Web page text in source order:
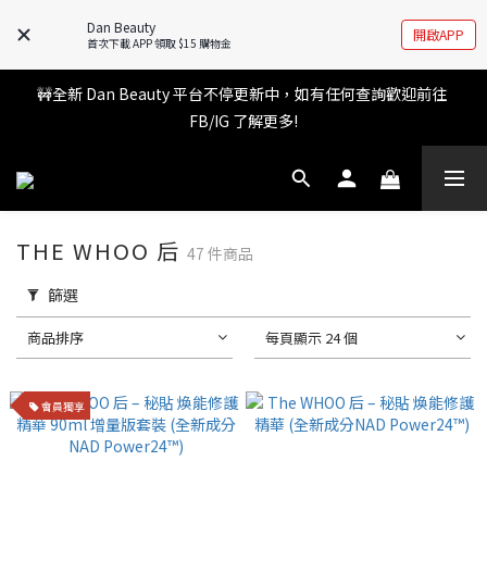
Dan Beauty
首次下載 APP 領取 $15 購物金 開啟APP
會員權益升級中✨ 新福利即將公布💝敬請期待2026!
會員權益升級中✨ 新福利即將公布💝敬請期待2026!
🚧全新 Dan Beauty 平台不停更新中，如有任何查詢歡迎前往
FB/IG 了解更多!
💬 Whatsapp 查詢熱線 - 直接搵我地真人客服啦👧 !
會員權益升級中✨ 新福利即將公布💝敬請期待2026!
THE WHOO 后 47 件商品
篩選
商品排序 每頁顯示 24 個
會員獨享